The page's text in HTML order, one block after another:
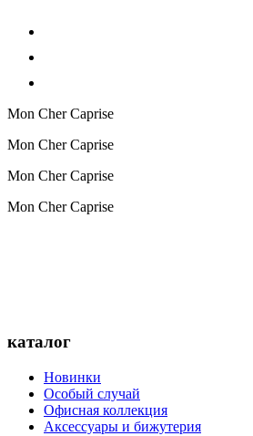
Mon Cher Caprise
Mon Cher Caprise
Mon Cher Caprise
Mon Cher Caprise
каталог
Новинки
Особый случай
Офисная коллекция
Аксессуары и бижутерия